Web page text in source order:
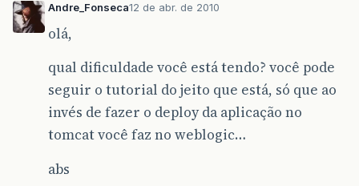
Andre_Fonseca12 de abr. de 2010
olá,
qual dificuldade você está tendo? você pode
seguir o tutorial do jeito que está, só que ao
invés de fazer o deploy da aplicação no
tomcat você faz no weblogic…
abs